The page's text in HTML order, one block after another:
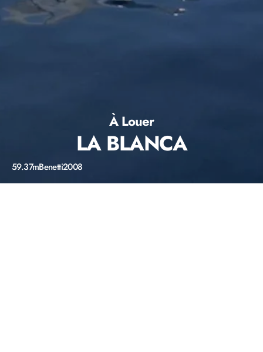
À Louer
LA BLANCA
59.37mBenetti2008